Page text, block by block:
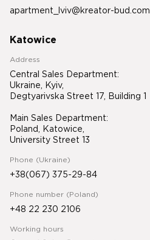
apartment_lviv@kreator-bud.com
Katowice
Address
Central Sales Department:
Ukraine, Kyiv,
Degtyarivska Street 17, Building 1
Main Sales Department:
Poland, Katowice,
University Street 13
Phone (Ukraine)
+38(067) 375-29-84
Phone number (Poland)
+48 22 230 2106
Working hours